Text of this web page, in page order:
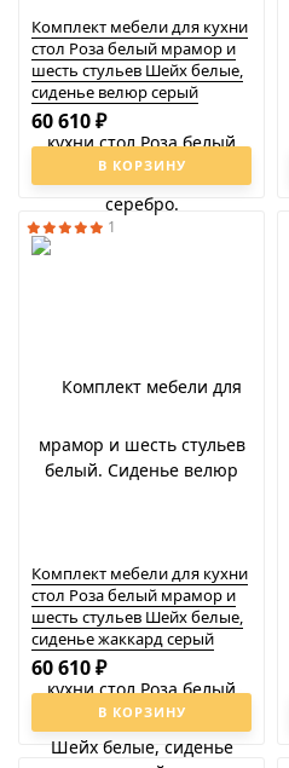
Комплект мебели для кухни
стол Роза белый мрамор и
шесть стульев Шейх белые,
сиденье велюр серый
В КОРЗИНУ
60 610 ₽
1
Комплект мебели для кухни
стол Роза белый мрамор и
шесть стульев Шейх белые,
сиденье жаккард серый
В КОРЗИНУ
60 610 ₽